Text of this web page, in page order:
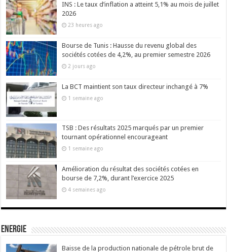
INS : Le taux d’inflation a atteint 5,1% au mois de juillet
2026
23 heures ago
Bourse de Tunis : Hausse du revenu global des
sociétés cotées de 4,2%, au premier semestre 2026
2 jours ago
La BCT maintient son taux directeur inchangé à 7%
1 semaine ago
TSB : Des résultats 2025 marqués par un premier
tournant opérationnel encourageant
1 semaine ago
Amélioration du résultat des sociétés cotées en
bourse de 7,2%, durant l’exercice 2025
4 semaines ago
Energie
Baisse de la production nationale de pétrole brut de